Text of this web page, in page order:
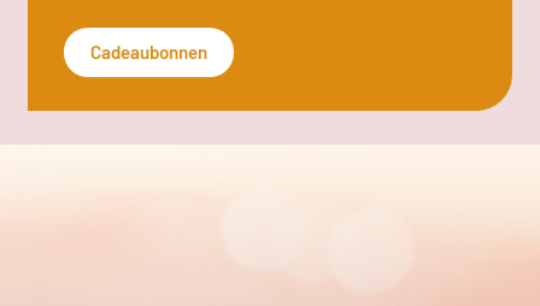
Cadeaubonnen